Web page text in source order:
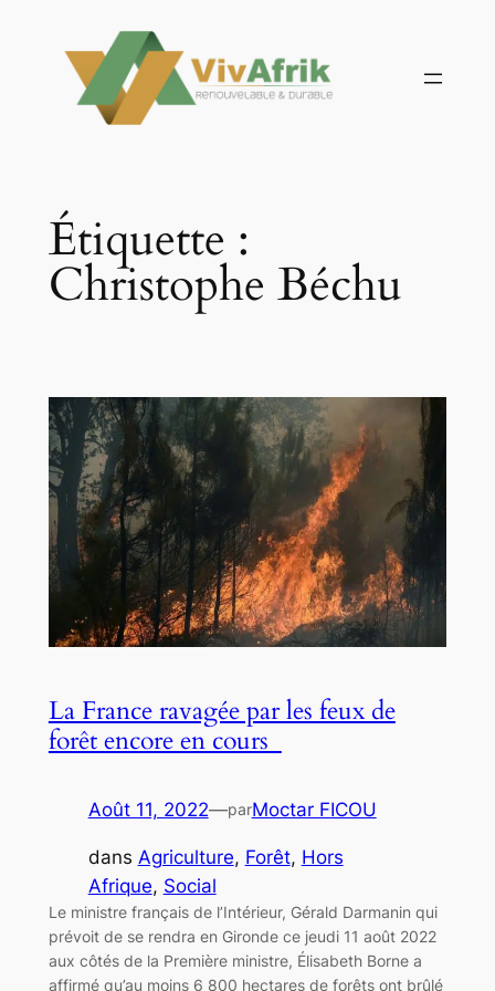
contenu
Étiquette :
Christophe Béchu
La France ravagée par les feux de
forêt encore en cours
Août 11, 2022—parMoctar FICOU
dans Agriculture, Forêt, Hors
Afrique, Social
Le ministre français de l’Intérieur, Gérald Darmanin qui
prévoit de se rendra en Gironde ce jeudi 11 août 2022
aux côtés de la Première ministre, Élisabeth Borne a
affirmé qu’au moins 6 800 hectares de forêts ont brûlé